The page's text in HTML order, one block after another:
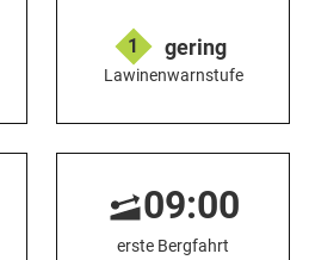
1 gering
Lawinenwarnstufe
09:00
erste Bergfahrt